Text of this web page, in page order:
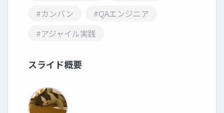
#カンバン
#QAエンジニア
#アジャイル実践
スライド概要